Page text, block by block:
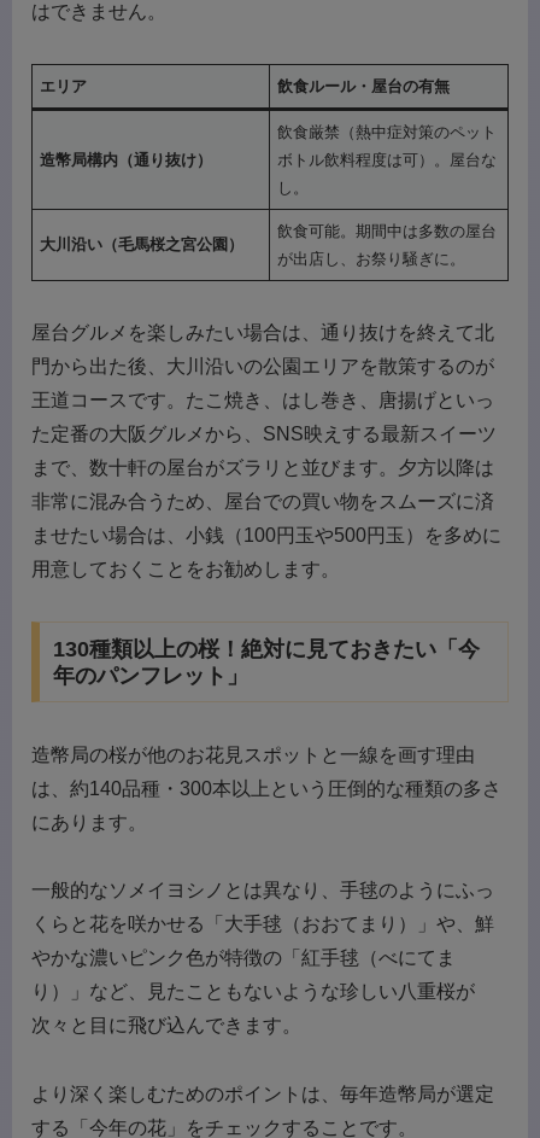
はできません。
エリア 飲食ルール・屋台の有無
造幣局構内（通り抜け）
飲食厳禁（熱中症対策のペット
ボトル飲料程度は可）。屋台な
し。
大川沿い（毛馬桜之宮公園）
飲食可能。期間中は多数の屋台
が出店し、お祭り騒ぎに。
屋台グルメを楽しみたい場合は、通り抜けを終えて北
門から出た後、大川沿いの公園エリアを散策するのが
王道コースです。たこ焼き、はし巻き、唐揚げといっ
た定番の大阪グルメから、SNS映えする最新スイーツ
まで、数十軒の屋台がズラリと並びます。夕方以降は
非常に混み合うため、屋台での買い物をスムーズに済
ませたい場合は、小銭（100円玉や500円玉）を多めに
用意しておくことをお勧めします。
130種類以上の桜！絶対に見ておきたい「今
年のパンフレット」
造幣局の桜が他のお花見スポットと一線を画す理由
は、約140品種・300本以上という圧倒的な種類の多さ
にあります。
一般的なソメイヨシノとは異なり、手毬のようにふっ
くらと花を咲かせる「大手毬（おおてまり）」や、鮮
やかな濃いピンク色が特徴の「紅手毬（べにてま
り）」など、見たこともないような珍しい八重桜が
次々と目に飛び込んできます。
より深く楽しむためのポイントは、毎年造幣局が選定
する「今年の花」をチェックすることです。